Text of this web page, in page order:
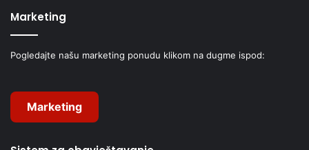
Marketing
Pogledajte našu marketing ponudu klikom na dugme ispod:
Marketing